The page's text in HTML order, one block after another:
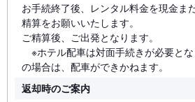
お手続終了後、レンタル料金を現金ま
精算をお願いいたします。
ご精算後、ご出発となります。
※ホテル配車は対面手続きが必要と
の場合は、配車ができかねます。
返却時のご案内